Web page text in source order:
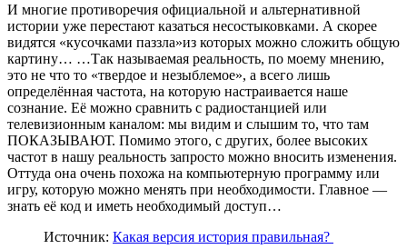
И многие противоречия официальной и альтернативной
истории уже перестают казаться несостыковками. А скорее
видятся «кусочками паззла»из которых можно сложить общую
картину… …Так называемая реальность, по моему мнению,
это не что то «твердое и незыблемое», а всего лишь
определённая частота, на которую настраивается наше
сознание. Её можно сравнить с радиостанцией или
телевизионным каналом: мы видим и слышим то, что там
ПОКАЗЫВАЮТ. Помимо этого, с других, более высоких
частот в нашу реальность запросто можно вносить изменения.
Оттуда она очень похожа на компьютерную программу или
игру, которую можно менять при необходимости. Главное —
знать её код и иметь необходимый доступ…
Источник: Какая версия история правильная?